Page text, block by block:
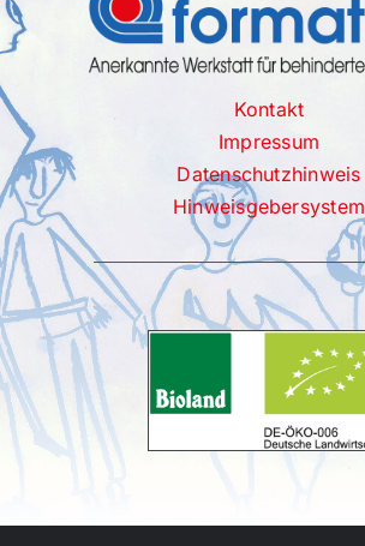
Kontakt
Impressum
Datenschutzhinweis
Hinweisgebersystem